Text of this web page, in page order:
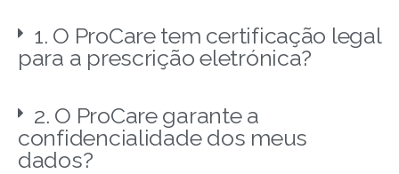
1. O ProCare tem certificação legal
para a prescrição eletrónica?
2. O ProCare garante a
confidencialidade dos meus
dados?